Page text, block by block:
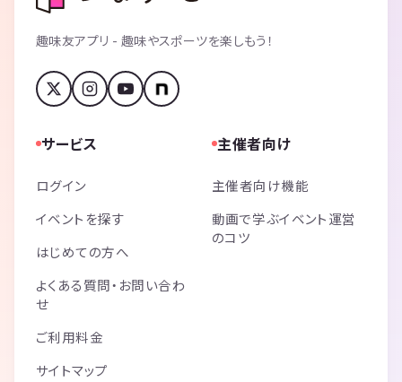
趣味友アプリ - 趣味やスポーツを楽しもう！
サービス
ログイン
イベントを探す
はじめての方へ
よくある質問・お問い合わ
せ
ご利用料金
サイトマップ
主催者向け
主催者向け機能
動画で学ぶイベント運営
のコツ